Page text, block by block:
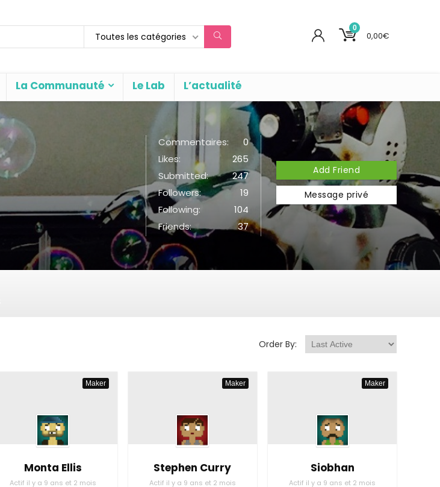
Toutes les catégories
0
0,00€
La Communauté Le Lab L’actualité
Commentaires:
0
Likes:
265
Submitted:
247
Followers:
19
Following:
104
Friends:
37
Add Friend
Message privé
Order By:
Maker
Monta Ellis
Actif il y a 9 ans et 2 mois
Maker
Stephen Curry
Actif il y a 9 ans et 2 mois
Maker
Siobhan
Actif il y a 9 ans et 2 mois